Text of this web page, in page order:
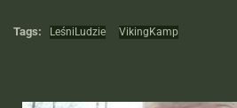
Tags: LeśniLudzie VikingKamp